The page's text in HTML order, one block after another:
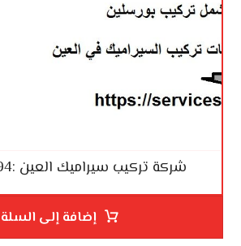
شركة تركيب سيراميك العين :0553996694
إضافة إلى السلة